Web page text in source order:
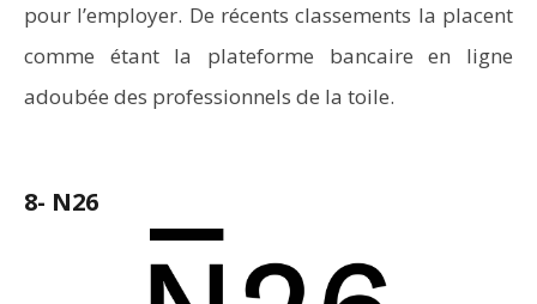
pour l’employer. De récents classements la placent
comme étant la plateforme bancaire en ligne
adoubée des professionnels de la toile.
8- N26